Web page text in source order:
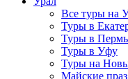
Все туры на
Туры в
Туры в Пермь
Туры в Уфу
Туры на
Майские